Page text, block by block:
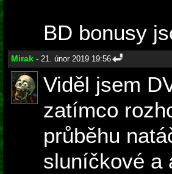
BD bonusy
Mirak - 21. únor 2019 19:56
Viděl jsem
zatímco
průběhu
sluníčkové a